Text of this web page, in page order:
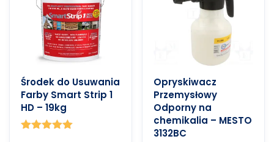
Środek do Usuwania
Farby Smart Strip 1
HD – 19kg
Opryskiwacz
Przemysłowy
Odporny na
chemikalia – MESTO
3132BC